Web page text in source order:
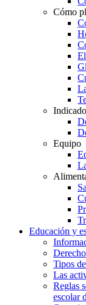
Cómo
Equipo
Educación y
Tipos
Las
Reglas
escolar